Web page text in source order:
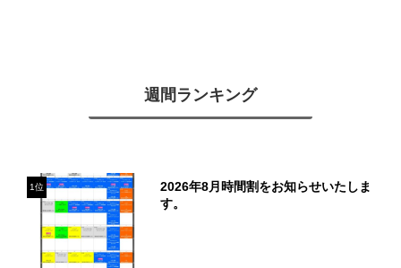
週間ランキング
1位
2026年8月時間割をお知らせいたしま
す。